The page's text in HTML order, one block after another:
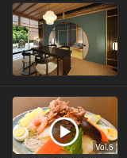
Vol.5